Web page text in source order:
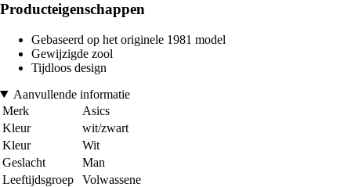
Producteigenschappen
Gebaseerd op het originele 1981 model
Gewijzigde zool
Tijdloos design
Aanvullende informatie
Merk
Asics
Kleur
wit/zwart
Kleur
Wit
Geslacht
Man
Leeftijdsgroep
Volwassene